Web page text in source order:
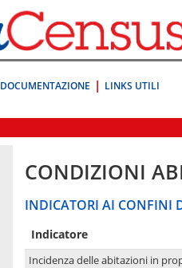
DOCUMENTAZIONE LINKS UTILI
CONDIZIONI
INDICATORI AI CONFINI
Indicatore
Incidenza delle abitazioni in